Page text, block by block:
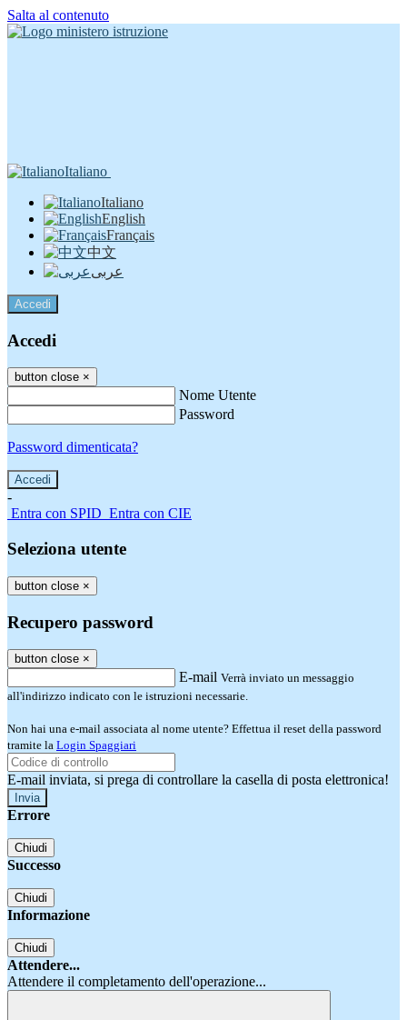
Salta al contenuto
Italiano
Italiano
English
Français
中文
عربى
Accedi
Accedi
button close ×
Nome Utente
Password
Password dimenticata?
-
Entra con SPID Entra con CIE
Seleziona utente
button close ×
Recupero password
button close ×
E-mail Verrà inviato un messaggio
all'indirizzo indicato con le istruzioni necessarie.
Non hai una e-mail associata al nome utente? Effettua il reset della password
tramite la Login Spaggiari
E-mail inviata, si prega di controllare la casella di posta elettronica!
Errore
Chiudi
Successo
Chiudi
Informazione
Chiudi
Attendere...
Attendere il completamento dell'operazione...